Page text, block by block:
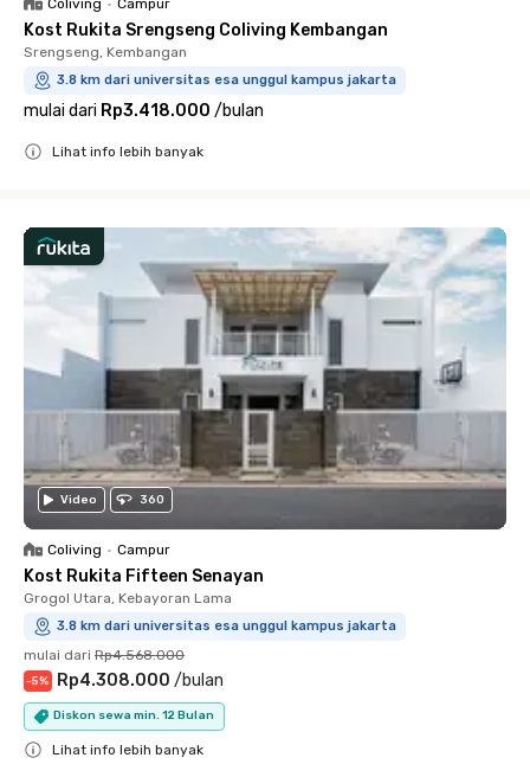
Kost Rukita Srengseng Coliving Kembangan
Srengseng, Kembangan
3.8 km dari universitas esa unggul kampus jakarta
mulai dari Rp3.418.000 /bulan
Lihat info lebih banyak
Video 360
Coliving • Campur
Kost Rukita Fifteen Senayan
Grogol Utara, Kebayoran Lama
3.8 km dari universitas esa unggul kampus jakarta
mulai dari Rp4.568.000
-5% Rp4.308.000 /bulan
Diskon sewa min. 12 Bulan
Lihat info lebih banyak